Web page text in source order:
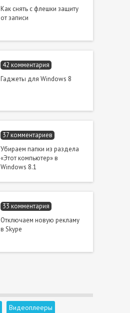
Как снять с флешки защиту
от записи
42 комментария
Гаджеты для Windows 8
37 комментариев
Убираем папки из раздела
«Этот компьютер» в
Windows 8.1
33 комментария
Отключаем новую рекламу
в Skype
Видеоплееры